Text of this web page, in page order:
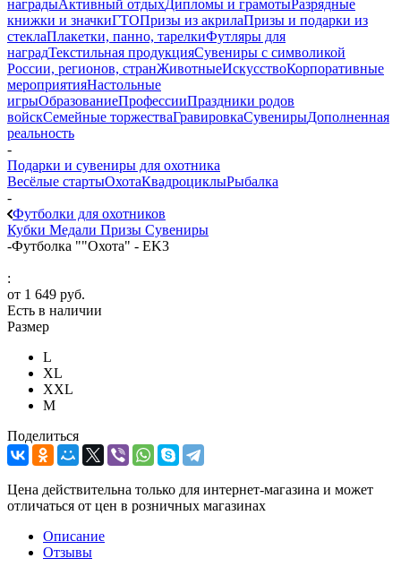
наградыАктивный отдыхДипломы и грамотыРазрядные
книжки и значкиГТОПризы из акрилаПризы и подарки из
стеклаПлакетки, панно, тарелкиФутляры для
наградТекстильная продукцияСувениры с символикой
России, регионов, странЖивотныеИскусствоКорпоративные
мероприятияНастольные
игрыОбразованиеПрофессииПраздники родов
войскСемейные торжестваГравировкаСувенирыДополненная
реальность
-
Подарки и сувениры для охотника
Весёлые стартыОхотаКвадроциклыРыбалка
-
Футболки для охотников
Кубки Медали Призы Сувениры
-Футболка ""Охота" - EK3
:
от 1 649 руб.
Есть в наличии
Размер
L
XL
XXL
М
Поделиться
Цена действительна только для интернет-магазина и может
отличаться от цен в розничных магазинах
Описание
Отзывы